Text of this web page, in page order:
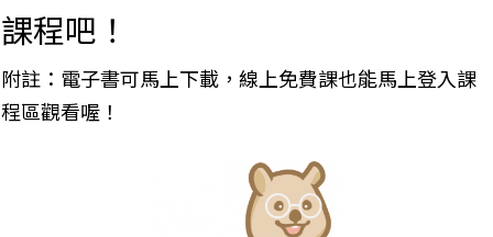
課程吧！
附註：電子書可馬上下載，線上免費課也能馬上登入課
程區觀看喔！